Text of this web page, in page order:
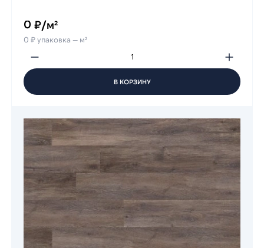
0 ₽/м²
0 ₽ упаковка — м²
В КОРЗИНУ